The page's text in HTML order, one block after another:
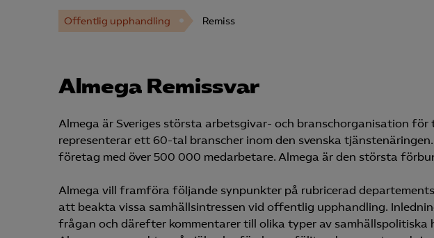
Offentlig upphandling Remiss
Almega Remissvar
Almega är Sveriges största arbetsgivar- och branschorganisation
representerar ett 60-tal branscher inom den svenska
företag med över 500 000 medarbetare. Almega är den största
Almega vill framföra följande synpunkter på rubricerad
att beakta vissa samhällsintressen vid offentlig upphandling.
frågan och därefter kommentarer till olika typer av